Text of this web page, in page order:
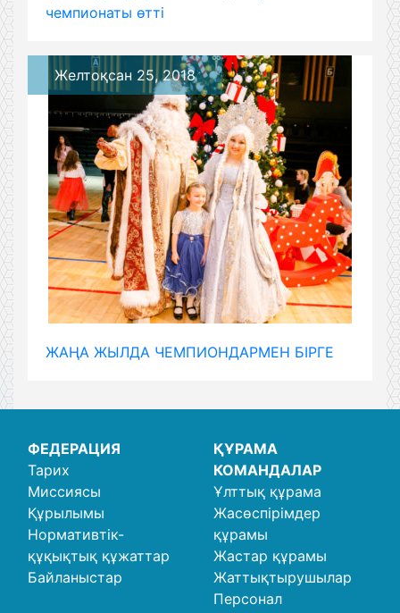
чемпионаты өтті
ЖАҢА ЖЫЛДА ЧЕМПИОНДАРМЕН БІРГЕ
Желтоқсан 25, 2018
ФЕДЕРАЦИЯ
Тарих
Миссиясы
Құрылымы
Нормативтік-
құқықтық құжаттар
Байланыстар
ҚҰРАМА
КОМАНДАЛАР
Ұлттық құрама
Жасөспірімдер
құрамы
Жастар құрамы
Жаттықтырушылар
Персонал